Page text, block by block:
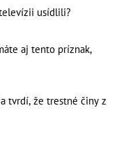
usídlili?
aj tento príznak,
tvrdí, že trestné činy z